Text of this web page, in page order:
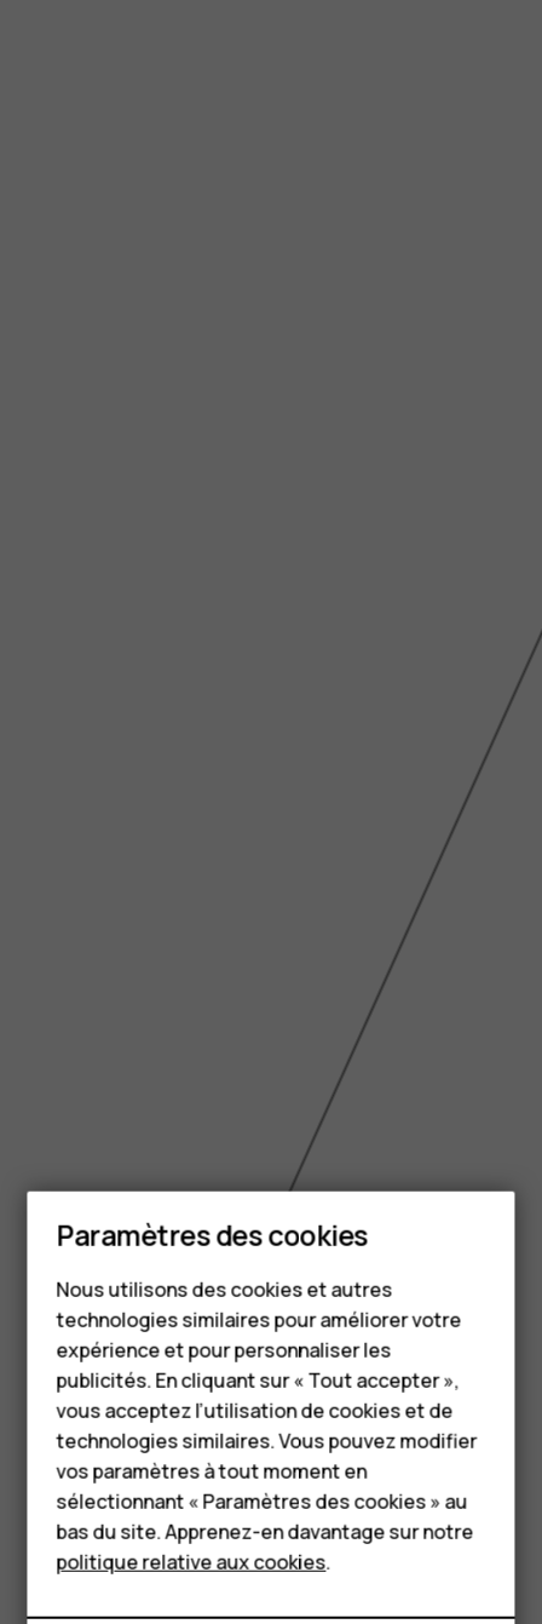
Smartphones
Téléphones classiques
Accessoires
HMD Terra M
Pour les entreprises
Tablettes
Boutique
6.49 inch
Paramètres des cookies
Nous utilisons des cookies et autres
technologies similaires pour améliorer votre
expérience et pour personnaliser les
publicités. En cliquant sur « Tout accepter »,
vous acceptez l’utilisation de cookies et de
technologies similaires. Vous pouvez modifier
vos paramètres à tout moment en
sélectionnant « Paramètres des cookies » au
bas du site. Apprenez-en davantage sur notre
politique relative aux cookies.